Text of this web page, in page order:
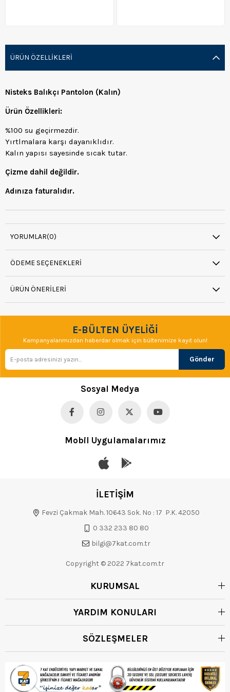
ÜRÜN ÖZELLIKLERI
Nisteks Balıkçı Pantolon (Kalın)
Ürün Özellikleri:
%100 su geçirmezdir.
Yırtlmalara karşı dayanıklıdır.
Kalın yapısı sayesinde sıcak tutar.
Çizme dahil değildir.
Adınıza faturalıdır.
YORUMLAR(0)
ÖDEME SEÇENEKLERI
ÜRÜN ÖNERILERI
E-BÜLTEN ÜYELİĞİ
Kampanyalarımızdan haberdar olmak için bültenimize kayıt olun!
Gönder
Sosyal Medya
Mobil Uygulamalarımız
İLETİŞİM
Fevzi Çakmak Mah. 10643 Sok. No : 17 P.K. 42050
0 332 233 80 80
bilgi@7kat.com.tr
Copyright © 2022 7kat.com.tr
KURUMSAL
YARDIM KONULARI
SÖZLEŞMELER